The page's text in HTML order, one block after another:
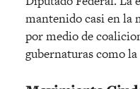
mantenido casi en la
por medio de
gubernaturas como